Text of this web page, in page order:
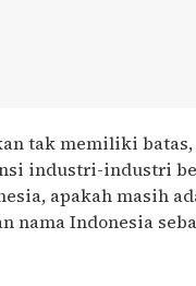
tak memiliki
industri-industri
apakah masih
nama Indonesia